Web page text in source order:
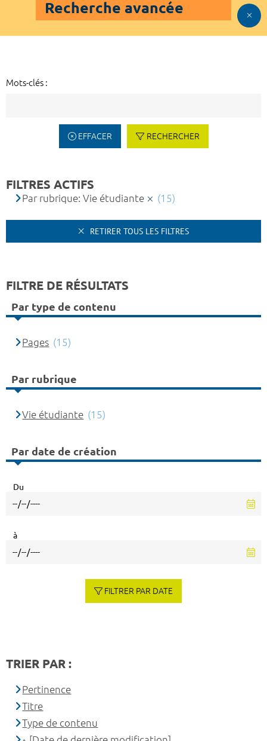
Recherche avancée
Mots-clés :
EFFACER RECHERCHER
FILTRES ACTIFS
Par rubrique: Vie étudiante (15)
RETIRER TOUS LES FILTRES
FILTRE DE RÉSULTATS
Par type de contenu
Pages (15)
Par rubrique
Vie étudiante (15)
Par date de création
Du
à
FILTRER PAR DATE
TRIER PAR :
Pertinence
Titre
Type de contenu